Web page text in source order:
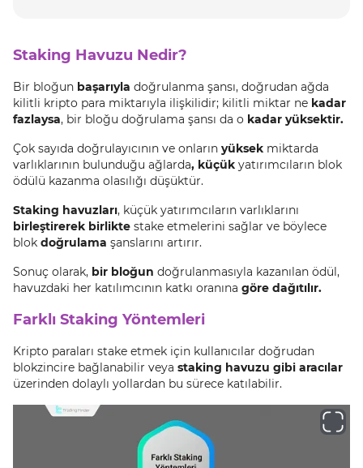
Staking Havuzu Nedir?
Bir bloğun başarıyla doğrulanma şansı, doğrudan ağda
kilitli kripto para miktarıyla ilişkilidir; kilitli miktar ne kadar
fazlaysa, bir bloğu doğrulama şansı da o kadar yüksektir.
Çok sayıda doğrulayıcının ve onların yüksek miktarda
varlıklarının bulunduğu ağlarda, küçük yatırımcıların blok
ödülü kazanma olasılığı düşüktür.
Staking havuzları, küçük yatırımcıların varlıklarını
birleştirerek birlikte stake etmelerini sağlar ve böylece
blok doğrulama şanslarını artırır.
Sonuç olarak, bir bloğun doğrulanmasıyla kazanılan ödül,
havuzdaki her katılımcının katkı oranına göre dağıtılır.
Farklı Staking Yöntemleri
Kripto paraları stake etmek için kullanıcılar doğrudan
blokzincire bağlanabilir veya staking havuzu gibi aracılar
üzerinden dolaylı yollardan bu sürece katılabilir.